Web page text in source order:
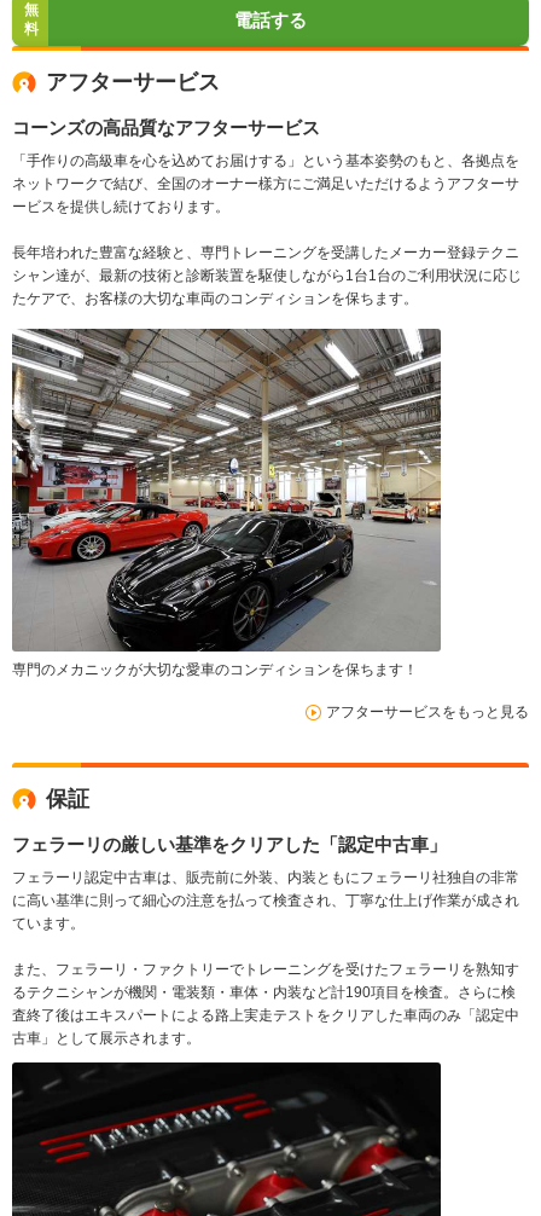
無
料
電話する
アフターサービス
コーンズの高品質なアフターサービス
「手作りの高級車を心を込めてお届けする」という基本姿勢のもと、各拠点を
ネットワークで結び、全国のオーナー樣方にご満足いただけるようアフターサ
ービスを提供し続けております。
長年培われた豊富な経験と、専門トレーニングを受講したメーカー登録テクニ
シャン達が、最新の技術と診断装置を駆使しながら1台1台のご利用状況に応じ
たケアで、お客様の大切な車両のコンディションを保ちます。
専門のメカニックが大切な愛車のコンディションを保ちます！
アフターサービスをもっと見る
保証
フェラーリの厳しい基準をクリアした「認定中古車」
フェラーリ認定中古車は、販売前に外装、内装ともにフェラーリ社独自の非常
に高い基準に則って細心の注意を払って検査され、丁寧な仕上げ作業が成され
ています。
また、フェラーリ・ファクトリーでトレーニングを受けたフェラーリを熟知す
るテクニシャンが機関・電装類・車体・内装など計190項目を検査。さらに検
査終了後はエキスパートによる路上実走テストをクリアした車両のみ「認定中
古車」として展示されます。